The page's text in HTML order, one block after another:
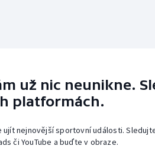
už nic neunikne.
platformách.
ujít nejnovější sportovní události.
či YouTube a buďte v obraze.